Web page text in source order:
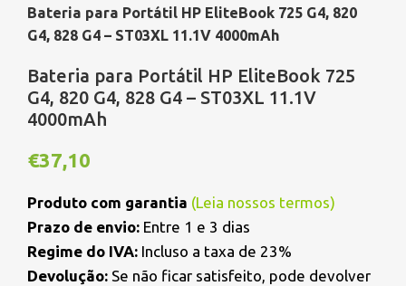
Bateria para Portátil HP EliteBook 725 G4, 820
G4, 828 G4 – ST03XL 11.1V 4000mAh
Bateria para Portátil HP EliteBook 725
G4, 820 G4, 828 G4 – ST03XL 11.1V
4000mAh
€37,10
Produto com garantia (Leia nossos termos)
Prazo de envio: Entre 1 e 3 dias
Regime do IVA: Incluso a taxa de 23%
Devolução: Se não ficar satisfeito, pode devolver